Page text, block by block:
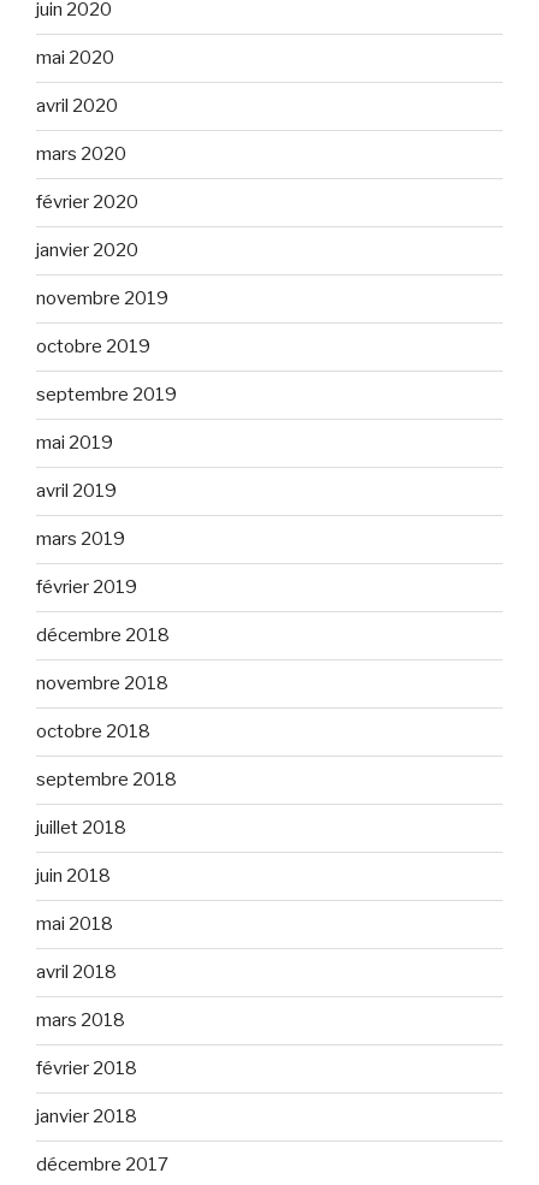
juin 2020
mai 2020
avril 2020
mars 2020
février 2020
janvier 2020
novembre 2019
octobre 2019
septembre 2019
mai 2019
avril 2019
mars 2019
février 2019
décembre 2018
novembre 2018
octobre 2018
septembre 2018
juillet 2018
juin 2018
mai 2018
avril 2018
mars 2018
février 2018
janvier 2018
décembre 2017